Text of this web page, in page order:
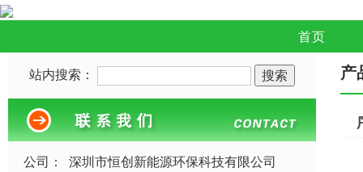
首页
站内搜索：
公司：
深圳市恒创新能源环保科技有限公司
产